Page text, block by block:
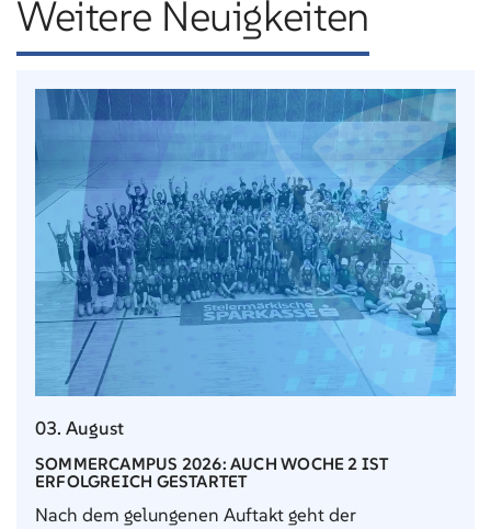
Weitere Neuigkeiten
03. August
SOMMERCAMPUS 2026: AUCH WOCHE 2 IST
ERFOLGREICH GESTARTET
Nach dem gelungenen Auftakt geht der